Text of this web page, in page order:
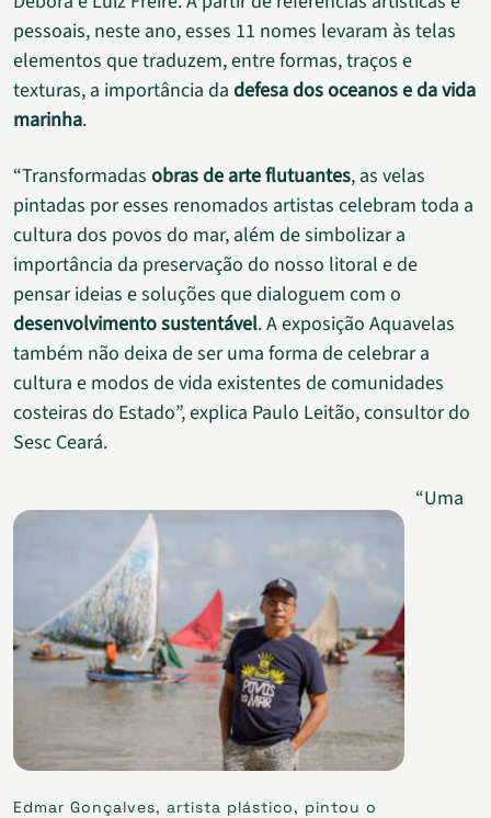
pessoais, neste ano, esses 11 nomes levaram às telas
elementos que traduzem, entre formas, traços e
texturas, a importância da defesa dos oceanos e da vida
marinha.
“Transformadas obras de arte flutuantes, as velas
pintadas por esses renomados artistas celebram toda a
cultura dos povos do mar, além de simbolizar a
importância da preservação do nosso litoral e de
pensar ideias e soluções que dialoguem com o
desenvolvimento sustentável. A exposição Aquavelas
também não deixa de ser uma forma de celebrar a
cultura e modos de vida existentes de comunidades
costeiras do Estado”, explica Paulo Leitão, consultor do
Sesc Ceará.
Edmar Gonçalves, artista plástico, pintou o
“Uma